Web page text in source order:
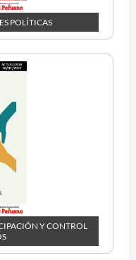
POLÍTICAS
Y CONTROL